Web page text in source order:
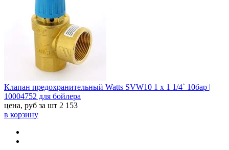
Клапан предохранительный Watts SVW10 1 x 1 1/4` 10бар |
10004752 для бойлера
цена, руб за шт 2 153
в корзину